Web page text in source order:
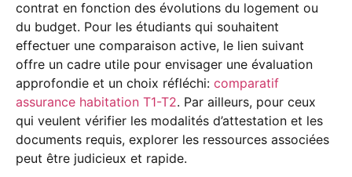
contrat en fonction des évolutions du logement ou
du budget. Pour les étudiants qui souhaitent
effectuer une comparaison active, le lien suivant
offre un cadre utile pour envisager une évaluation
approfondie et un choix réfléchi: comparatif
assurance habitation T1-T2. Par ailleurs, pour ceux
qui veulent vérifier les modalités d’attestation et les
documents requis, explorer les ressources associées
peut être judicieux et rapide.